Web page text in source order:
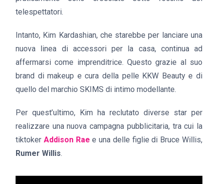
telespettatori.
Intanto, Kim Kardashian, che starebbe per lanciare una
nuova linea di accessori per la casa, continua ad
affermarsi come imprenditrice. Questo grazie al suo
brand di makeup e cura della pelle KKW Beauty e di
quello del marchio SKIMS di intimo modellante.
Per quest’ultimo, Kim ha reclutato diverse star per
realizzare una nuova campagna pubblicitaria, tra cui la
tiktoker Addison Rae e una delle figlie di Bruce Willis,
Rumer Willis.